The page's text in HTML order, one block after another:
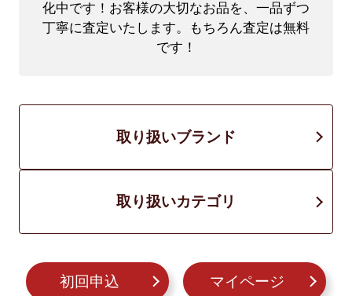
化中です！ お客様の大切なお品を、一品ずつ
丁寧に査定いたします。もちろん査定は無料
です！
取り扱いブランド
取り扱いカテゴリ
初回申込 マイページ